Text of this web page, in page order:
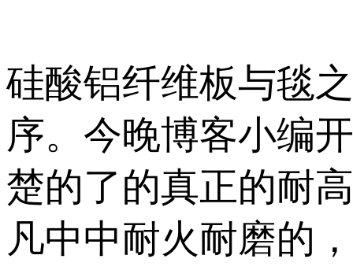
硅酸铝纤维板与毯
序。今晚博客小编
楚的了的真正的耐
凡中中耐火耐磨的